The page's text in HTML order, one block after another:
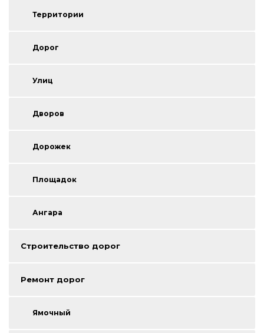
Территории
Дорог
Улиц
Дворов
Дорожек
Площадок
Ангара
Строительство дорог
Ремонт дорог
Ямочный